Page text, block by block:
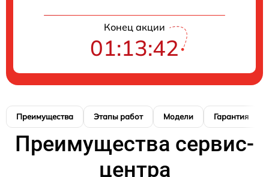
Конец акции
01:13:41
Преимущества Этапы работ Модели Гарантия
Преимущества сервис-
центра